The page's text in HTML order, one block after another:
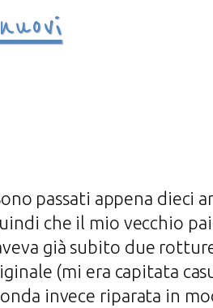
passati appena dieci
che il mio vecchio
già subito due
(mi era capitata
invece riparata in